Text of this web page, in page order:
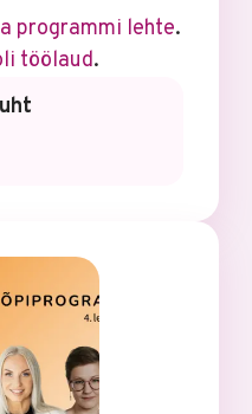
programmi lehte.
töölaud.